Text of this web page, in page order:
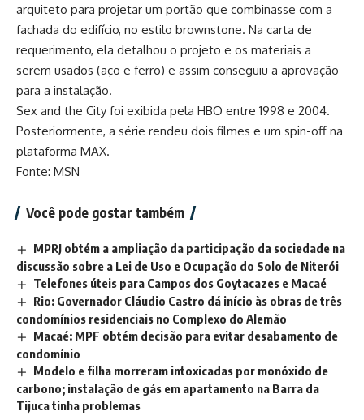
arquiteto para projetar um portão que combinasse com a
fachada do edifício, no estilo brownstone. Na carta de
requerimento, ela detalhou o projeto e os materiais a
serem usados (aço e ferro) e assim conseguiu a aprovação
para a instalação.
Sex and the City foi exibida pela HBO entre 1998 e 2004.
Posteriormente, a série rendeu dois filmes e um spin-off na
plataforma MAX.
Fonte: MSN
Você pode gostar também
MPRJ obtém a ampliação da participação da sociedade na
discussão sobre a Lei de Uso e Ocupação do Solo de Niterói
Telefones úteis para Campos dos Goytacazes e Macaé
Rio: Governador Cláudio Castro dá início às obras de três
condomínios residenciais no Complexo do Alemão
Macaé: MPF obtém decisão para evitar desabamento de
condomínio
Modelo e filha morreram intoxicadas por monóxido de
carbono; instalação de gás em apartamento na Barra da
Tijuca tinha problemas